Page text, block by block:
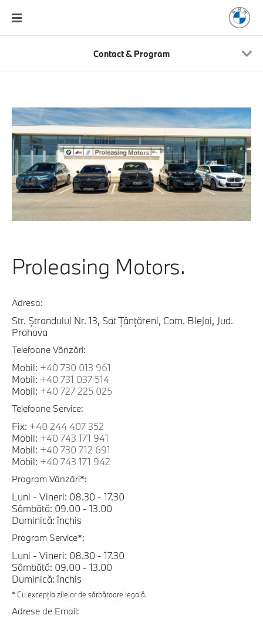
Contact & Program
Proleasing Motors.
Adresa:
Str. Ștrandului Nr. 13, Sat Țânțăreni, Com. Blejoi, Jud.
Prahova
Telefoane Vânzări:
Mobil: +40 730 013 961
Mobil: +40 731 037 514
Mobil: +40 727 225 025
Telefoane Service:
Fix: +40 244 407 352
Mobil: +40 743 171 941
Mobil: +40 730 712 691
Mobil: +40 743 171 942
Program Vânzări*:
Luni - Vineri: 08.30 - 17.30
Sâmbătă: 09.00 - 13.00
Duminică: închis
Program Service*:
Luni - Vineri: 08.30 - 17.30
Sâmbătă: 09.00 - 13.00
Duminică: închis
* Cu excepția zilelor de sărbătoare legală.
Adrese de Email: